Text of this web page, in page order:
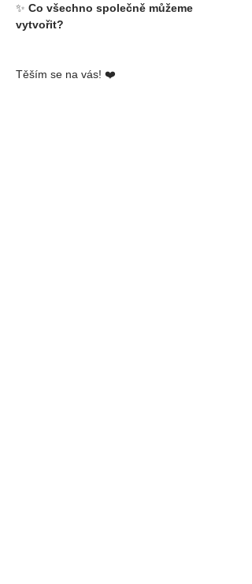
✨ Co všechno společně můžeme
vytvořit?
Těším se na vás! ❤️